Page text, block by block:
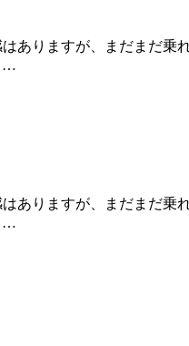
ありますが、まだまだ
…
ありますが、まだまだ
…